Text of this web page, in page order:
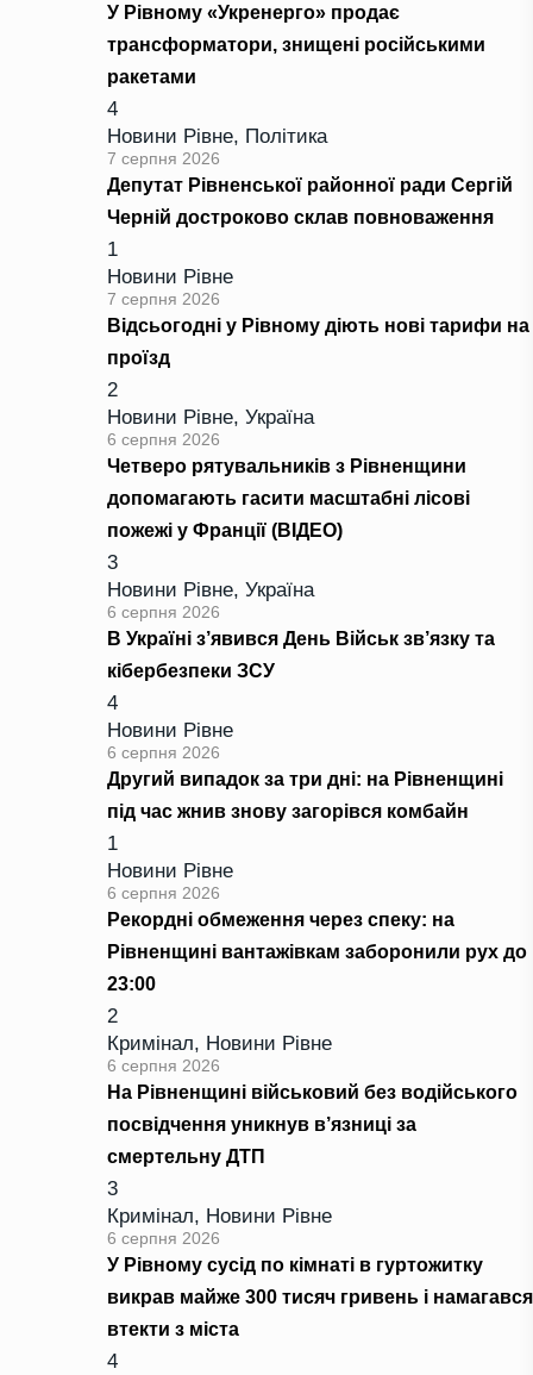
У Рівному «Укренерго» продає
трансформатори, знищені російськими
ракетами
4
Новини Рівне, Політика
7 серпня 2026
Депутат Рівненської районної ради Сергій
Черній достроково склав повноваження
1
Новини Рівне
7 серпня 2026
Відсьогодні у Рівному діють нові тарифи на
проїзд
2
Новини Рівне, Україна
6 серпня 2026
Четверо рятувальників з Рівненщини
допомагають гасити масштабні лісові
пожежі у Франції (ВІДЕО)
3
Новини Рівне, Україна
6 серпня 2026
В Україні з’явився День Військ зв’язку та
кібербезпеки ЗСУ
4
Новини Рівне
6 серпня 2026
Другий випадок за три дні: на Рівненщині
під час жнив знову загорівся комбайн
1
Новини Рівне
6 серпня 2026
Рекордні обмеження через спеку: на
Рівненщині вантажівкам заборонили рух до
23:00
2
Кримінал, Новини Рівне
6 серпня 2026
На Рівненщині військовий без водійського
посвідчення уникнув в’язниці за
смертельну ДТП
3
Кримінал, Новини Рівне
6 серпня 2026
У Рівному сусід по кімнаті в гуртожитку
викрав майже 300 тисяч гривень і намагався
втекти з міста
4